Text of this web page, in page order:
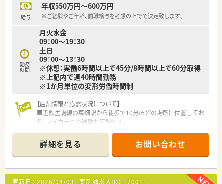
給与
年収550万円～600万円
※ご経験やご年齢、前職給与を考慮の上でで決定致します。
勤務
時間
月火水金
09：00～19：30
土日
09：00～13：30
※休憩：実働6時間以上で45分/8時間以上で60分取得
※上記内で週40時間勤務
※1か月単位の変形労働時間制
【店舗情報と応需状況について】
■近鉄生駒線の菜畑駅から徒歩で10分ほどの場所に位置してお
り、マイカーでの通勤も可能です。
は月に1300枚ほど応需しています。
■勤務者は常勤薬剤師1名とパート薬剤師4名、医療事務3名が在
籍し協力して業務を行っています。
【求人情報について】
詳細を見る お問い合わせ
更新日： 2026/08/03 薬剤師求人ID： 170011